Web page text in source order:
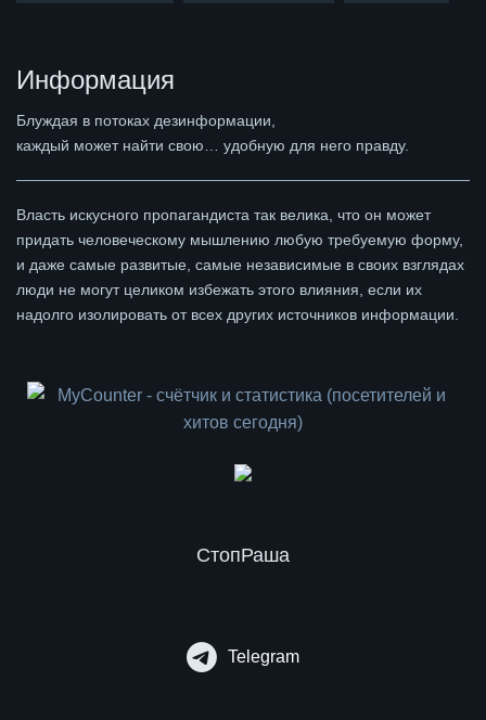
Информация
Блуждая в потоках дезинформации,
каждый может найти свою… удобную для него правду.
Власть искусного пропагандиста так велика, что он может
придать человеческому мышлению любую требуемую форму,
и даже самые развитые, самые независимые в своих взглядах
люди не могут целиком избежать этого влияния, если их
надолго изолировать от всех других источников информации.
СтопРаша
Telegram